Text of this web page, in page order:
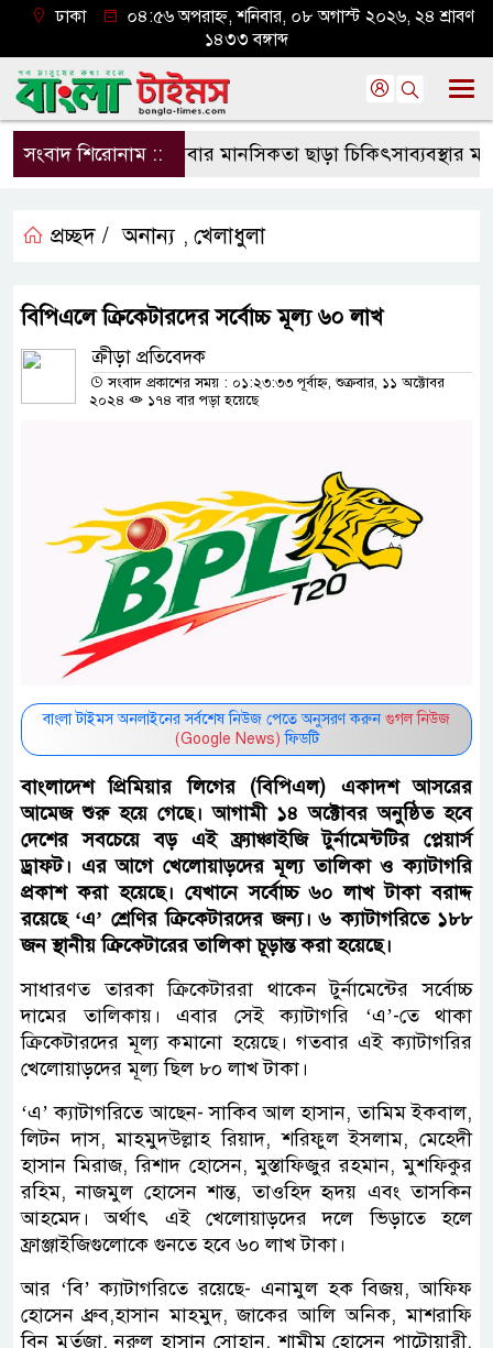
ঢাকা
০৪:৫৬ অপরাহ্ন, শনিবার, ০৮ অগাস্ট ২০২৬, ২৪ শ্রাবণ
১৪৩৩ বঙ্গাব্দ
সংবাদ শিরোনাম ::সেবার মানসিকতা ছাড়া চিকিৎসাব্যবস্থার
প্রচ্ছদ / অনান্য , খেলাধুলা
বিপিএলে ক্রিকেটারদের সর্বোচ্চ মূল্য ৬০ লাখ
ক্রীড়া প্রতিবেদক
সংবাদ প্রকাশের সময় : ০১:২৩:৩৩ পূর্বাহ্ন, শুক্রবার, ১১ অক্টোবর
২০২৪
১৭৪ বার পড়া হয়েছে
বাংলা টাইমস অনলাইনের সর্বশেষ নিউজ পেতে অনুসরণ করুন গুগল নিউজ
(Google News) ফিডটি
বাংলাদেশ প্রিমিয়ার লিগের (বিপিএল) একাদশ আসরের
আমেজ শুরু হয়ে গেছে। আগামী ১৪ অক্টোবর অনুষ্ঠিত হবে
দেশের সবচেয়ে বড় এই ফ্র্যাঞ্চাইজি টুর্নামেন্টটির প্লেয়ার্স
ড্রাফট। এর আগে খেলোয়াড়দের মূল্য তালিকা ও ক্যাটাগরি
প্রকাশ করা হয়েছে। যেখানে সর্বোচ্চ ৬০ লাখ টাকা বরাদ্দ
রয়েছে ‘এ’ শ্রেণির ক্রিকেটারদের জন্য। ৬ ক্যাটাগরিতে ১৮৮
জন স্থানীয় ক্রিকেটারের তালিকা চূড়ান্ত করা হয়েছে।
সাধারণত তারকা ক্রিকেটাররা থাকেন টুর্নামেন্টের সর্বোচ্চ
দামের তালিকায়। এবার সেই ক্যাটাগরি ‘এ’-তে থাকা
ক্রিকেটারদের মূল্য কমানো হয়েছে। গতবার এই ক্যাটাগরির
খেলোয়াড়দের মূল্য ছিল ৮০ লাখ টাকা।
‘এ’ ক্যাটাগরিতে আছেন- সাকিব আল হাসান, তামিম ইকবাল,
লিটন দাস, মাহমুদউল্লাহ রিয়াদ, শরিফুল ইসলাম, মেহেদী
হাসান মিরাজ, রিশাদ হোসেন, মুস্তাফিজুর রহমান, মুশফিকুর
রহিম, নাজমুল হোসেন শান্ত, তাওহিদ হৃদয় এবং তাসকিন
আহমেদ। অর্থাৎ এই খেলোয়াড়দের দলে ভিড়াতে হলে
ফ্রাঞ্জাইজিগুলোকে গুনতে হবে ৬০ লাখ টাকা।
আর ‘বি’ ক্যাটাগরিতে রয়েছে- এনামুল হক বিজয়, আফিফ
হোসেন ধ্রুব,হাসান মাহমুদ, জাকের আলি অনিক, মাশরাফি
বিন মুর্তজা, নুরুল হাসান সোহান, শামীম হোসেন পাটোয়ারী,